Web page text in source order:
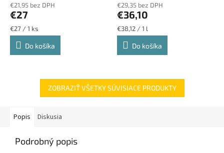
€21,95 bez DPH
€27
Jednotková
cena:
€27 / 1 ks
Do košíka
€29,35 bez DPH
€36,10
Jednotková
cena:
€38,12 / 1 l
Do košíka
ZOBRAZIŤ VŠETKY SÚVISIACE PRODUKTY
Popis Diskusia
Podrobný popis